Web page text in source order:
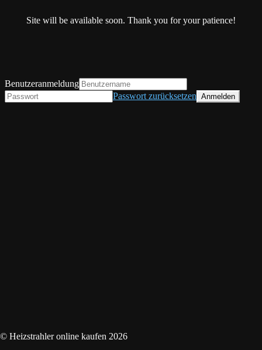
Site will be available soon. Thank you for your patience!
© Heizstrahler online kaufen 2026
Benutzeranmeldung
Passwort zurücksetzen